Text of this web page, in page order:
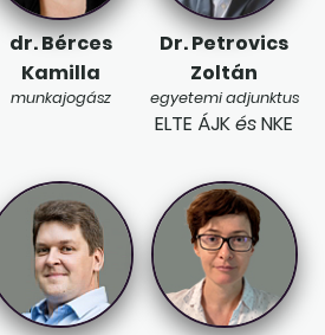
dr. Bérces
Kamilla
munkajogász
Dr. Petrovics
Zoltán
egyetemi adjunktus
ELTE ÁJKésNKE